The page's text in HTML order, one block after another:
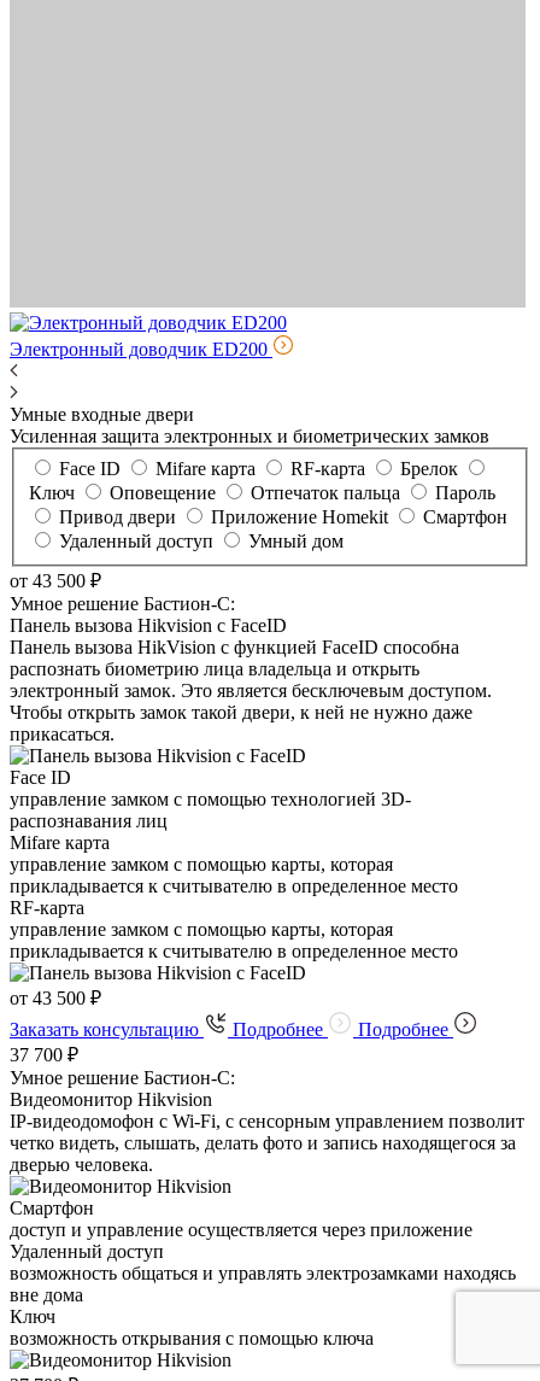
Электронный доводчик ED200
Умные входные двери
Усиленная защита электронных и биометрических замков
Face ID
Mifare карта RF-карта
Брелок
Ключ
Оповещение Отпечаток пальца
Пароль
Привод двери
Приложение Homekit
Смартфон
Удаленный доступ
Умный дом
от 43 500 ₽
Умное решение Бастион-С:
Панель вызова Hikvision с FaceID
Панель вызова HikVision с функцией FaceID способна
распознать биометрию лица владельца и открыть
электронный замок. Это является бесключевым доступом.
Чтобы открыть замок такой двери, к ней не нужно даже
прикасаться.
Face ID
управление замком с помощью технологией 3D-
распознавания лиц
Mifare карта
управление замком с помощью карты, которая
прикладывается к считывателю в определенное место
RF-карта
управление замком с помощью карты, которая
прикладывается к считывателю в определенное место
от 43 500 ₽
Заказать консультацию
Подробнее
Подробнее
37 700 ₽
Умное решение Бастион-С:
Видеомонитор Hikvision
IP-видеодомофон c Wi-Fi, с сенсорным управлением позволит
четко видеть, слышать, делать фото и запись находящегося за
дверью человека.
Смартфон
доступ и управление осуществляется через приложение
Удаленный доступ
возможность общаться и управлять электрозамками находясь
вне дома
Ключ
возможность открывания с помощью ключа